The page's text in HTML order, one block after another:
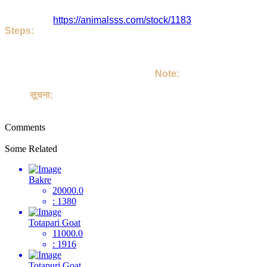
https://animalsss.com/stock/1183
Steps:
Note:
सूचना:
Comments
Some Related
Bakre
20000.0
: 1380
Totapari Goat
11000.0
: 1916